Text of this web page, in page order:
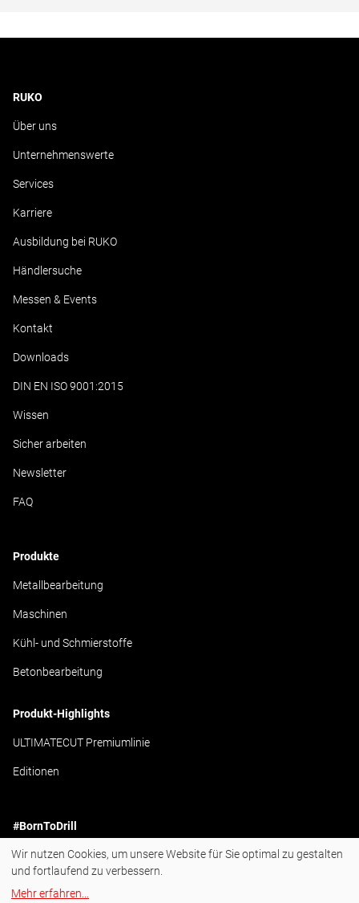
RUKO
Über uns
Unternehmenswerte
Services
Karriere
Ausbildung bei RUKO
Händlersuche
Messen & Events
Kontakt
Downloads
DIN EN ISO 9001:2015
Wissen
Sicher arbeiten
Newsletter
FAQ
Produkte
Metallbearbeitung
Maschinen
Kühl- und Schmierstoffe
Betonbearbeitung
Produkt-Highlights
ULTIMATECUT Premiumlinie
Editionen
#BornToDrill
Instagram
Wir nutzen Cookies, um unsere Website für Sie optimal zu gestalten
und fortlaufend zu verbessern.
Mehr erfahren